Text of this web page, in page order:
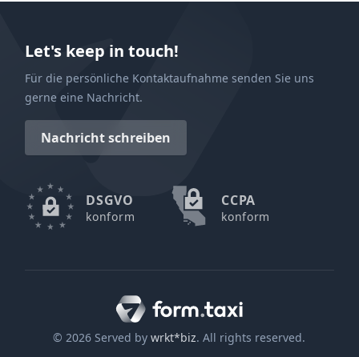
Let's keep in touch!
Für die persönliche Kontaktaufnahme senden Sie uns
gerne eine Nachricht.
Nachricht schreiben
DSGVO
konform
CCPA
konform
© 2026 Served bywrkt*biz. All rights reserved.